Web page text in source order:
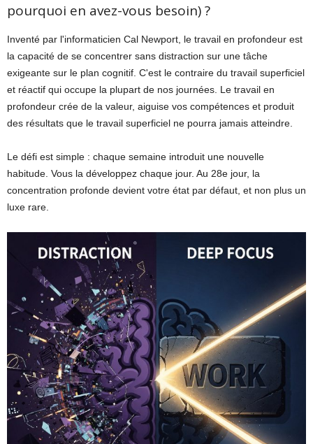
pourquoi en avez-vous besoin) ?
Inventé par l'informaticien Cal Newport, le travail en profondeur est
la capacité de se concentrer sans distraction sur une tâche
exigeante sur le plan cognitif. C'est le contraire du travail superficiel
et réactif qui occupe la plupart de nos journées. Le travail en
profondeur crée de la valeur, aiguise vos compétences et produit
des résultats que le travail superficiel ne pourra jamais atteindre.
Le défi est simple : chaque semaine introduit une nouvelle
habitude. Vous la développez chaque jour. Au 28e jour, la
concentration profonde devient votre état par défaut, et non plus un
luxe rare.